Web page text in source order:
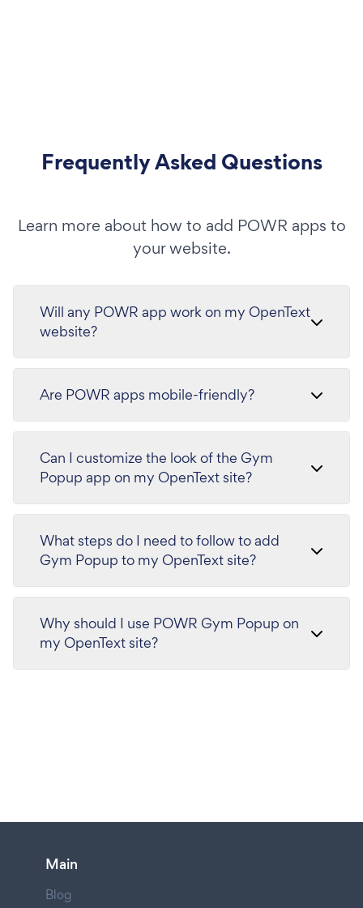
Frequently Asked Questions
Learn more about how to add POWR apps to
your website.
Will any POWR app work on my OpenText
website?
Are POWR apps mobile-friendly?
Can I customize the look of the Gym
Popup app on my OpenText site?
What steps do I need to follow to add
Gym Popup to my OpenText site?
Why should I use POWR Gym Popup on
my OpenText site?
Main
Blog